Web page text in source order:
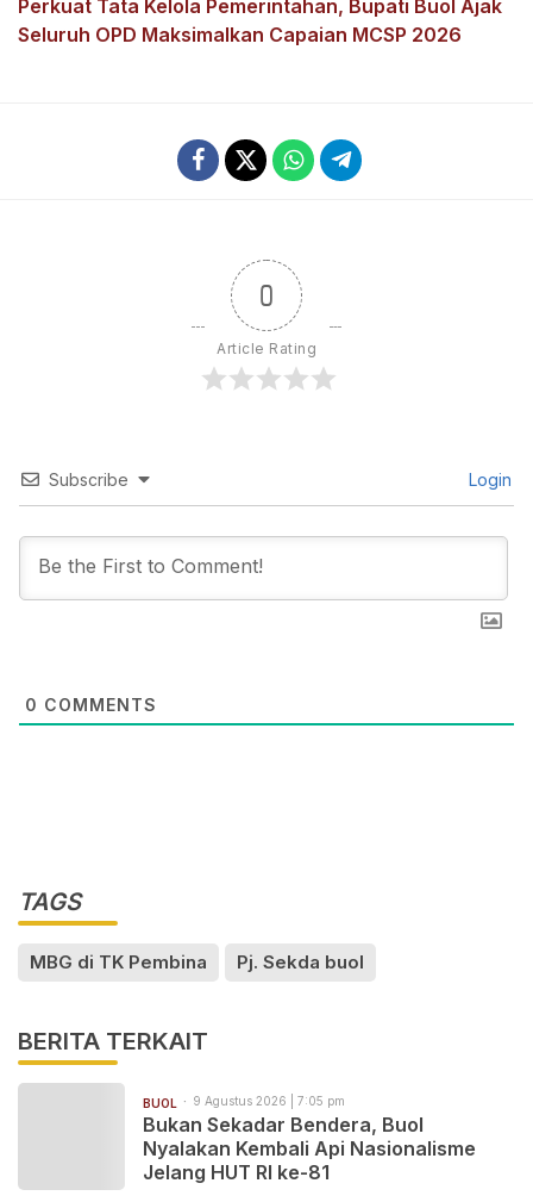
Perkuat Tata Kelola Pemerintahan, Bupati Buol Ajak
Seluruh OPD Maksimalkan Capaian MCSP 2026
0
Article Rating
Subscribe Login
0 COMMENTS
TAGS
MBG di TK Pembina Pj. Sekda buol
BERITA TERKAIT
BUOL 9 Agustus 2026 | 7:05 pm
Bukan Sekadar Bendera, Buol
Nyalakan Kembali Api Nasionalisme
Jelang HUT RI ke-81